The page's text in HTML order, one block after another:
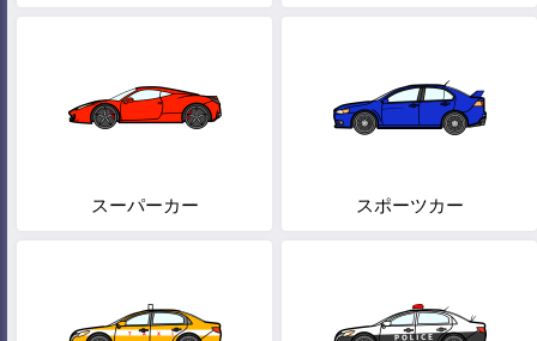
スーパーカー スポーツカー